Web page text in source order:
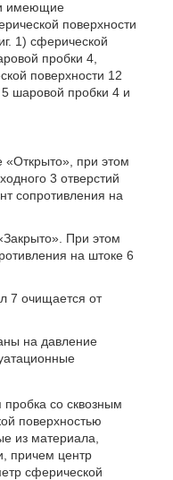
имеющие
поверхности
1) сферической
пробки 4,
поверхности 12
5 шаровой пробки 4 и
«Открыто», при этом
3 отверстий
сопротивления на
При этом
на штоке 6
7 очищается от
на давление
со сквозным
поверхностью
из материала,
причем центр
сферической